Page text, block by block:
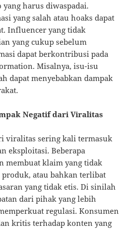
yang harus diwaspadai.
yang salah atau hoaks dapat
Influencer yang tidak
yang cukup sebelum
dapat berkontribusi pada
Misalnya, isu-isu
dapat menyebabkan dampak
Negatif dari Viralitas
viralitas sering kali termasuk
eksploitasi. Beberapa
membuat klaim yang tidak
produk, atau bahkan terlibat
yang tidak etis. Di sinilah
dari pihak yang lebih
regulasi. Konsumen
kritis terhadap konten yang